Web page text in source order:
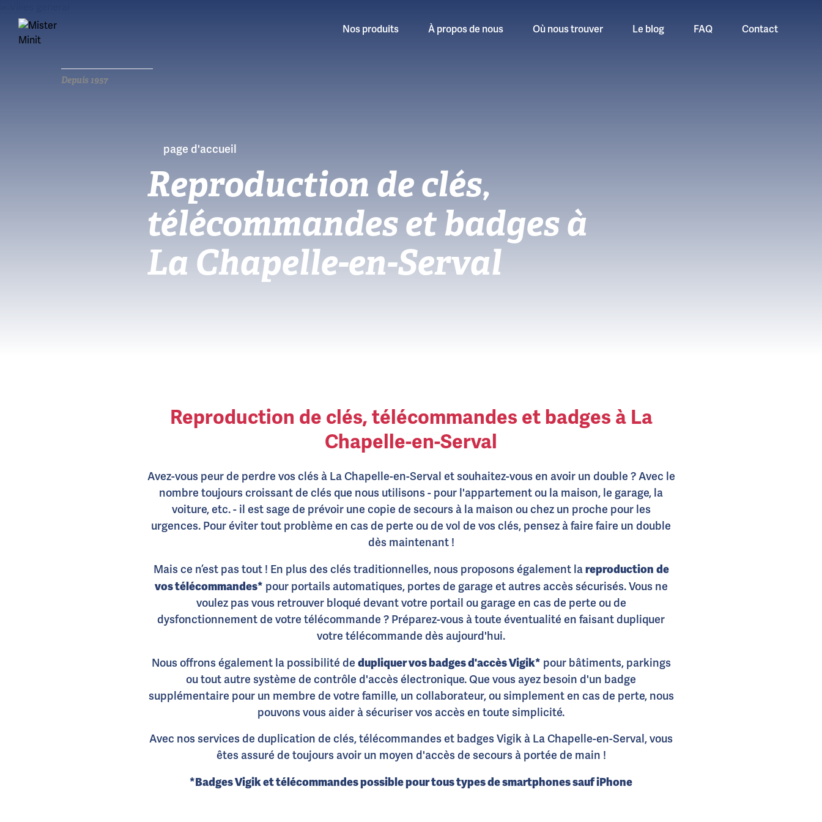
Depuis 1957
Nos produits À propos de nous Où nous trouver Le blog FAQ Contact
page d'accueil
Reproduction de clés,
télécommandes et badges à
La Chapelle-en-Serval
Reproduction de clés, télécommandes et badges à La
Chapelle-en-Serval
Avez-vous peur de perdre vos clés à La Chapelle-en-Serval et souhaitez-vous en avoir un double ? Avec le
nombre toujours croissant de clés que nous utilisons - pour l'appartement ou la maison, le garage, la
voiture, etc. - il est sage de prévoir une copie de secours à la maison ou chez un proche pour les
urgences. Pour éviter tout problème en cas de perte ou de vol de vos clés, pensez à faire faire un double
dès maintenant !
Mais ce n’est pas tout ! En plus des clés traditionnelles, nous proposons également lareproduction de
vos télécommandes* pour portails automatiques, portes de garage et autres accès sécurisés. Vous ne
voulez pas vous retrouver bloqué devant votre portail ou garage en cas de perte ou de
dysfonctionnement de votre télécommande ? Préparez-vous à toute éventualité en faisant dupliquer
votre télécommande dès aujourd'hui.
Nous offrons également la possibilité de dupliquer vos badges d'accès Vigik* pour bâtiments, parkings
ou tout autre système de contrôle d'accès électronique. Que vous ayez besoin d'un badge
supplémentaire pour un membre de votre famille, un collaborateur, ou simplement en cas de perte, nous
pouvons vous aider à sécuriser vos accès en toute simplicité.
Avec nos services de duplication de clés, télécommandes et badges Vigik à La Chapelle-en-Serval, vous
êtes assuré de toujours avoir un moyen d'accès de secours à portée de main !
*Badges Vigik et télécommandes possible pour tous types de smartphones sauf iPhone